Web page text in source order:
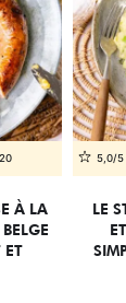
À LA
ET
5,0/5
LE